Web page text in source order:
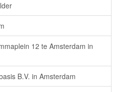
12 te Amsterdam in
B.V. in Amsterdam